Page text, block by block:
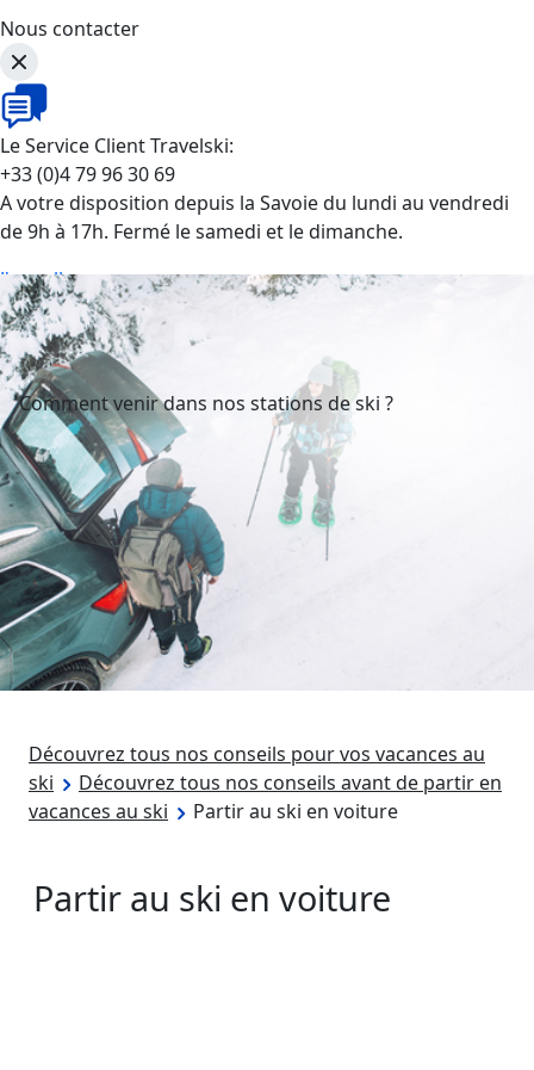
Nous contacter
Le Service Client Travelski:
+33 (0)4 79 96 30 69
A votre disposition depuis la Savoie du lundi au vendredi
de 9h à 17h. Fermé le samedi et le dimanche.
J'appelle
Comment venir dans nos stations de ski ?
Découvrez tous nos conseils pour vos vacances au
ski
Découvrez tous nos conseils avant de partir en
vacances au ski
Partir au ski en voiture
Partir au ski en voiture